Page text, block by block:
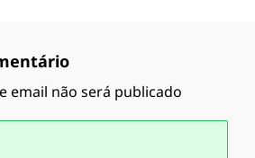
email não será publicado